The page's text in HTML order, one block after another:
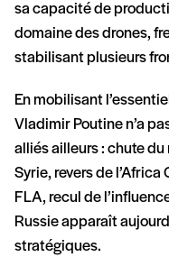
sa capacité de
domaine des drones,
stabilisant plusieurs
En mobilisant
Vladimir Poutine n’a
alliés ailleurs : chute
Syrie, revers de
FLA, recul de
Russie apparaît
stratégiques.